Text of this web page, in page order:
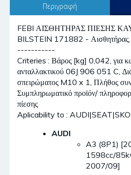
Περιγραφή
FEBI ΑΙΣΘΗΤΗΡΑΣ ΠΙΕΣΗΣ
BILSTEIN 171882 - Αισθητήρας,
-----------
Criteries : Βάρος [kg] 0,042, για
ανταλλακτικού 06J 906 051 C,
σπειρώματος M10 x 1, Πλήθος
Συμπληρωματικό προϊόν/
πίεσης
Aplicability to :
AUDI
A3 (8P1)
1598cc/
2007/09]